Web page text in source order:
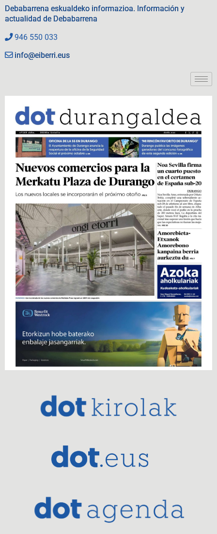
Debabarrena eskualdeko informazioa. Información y
actualidad de Debabarrena
946 550 033
info@eiberri.eus